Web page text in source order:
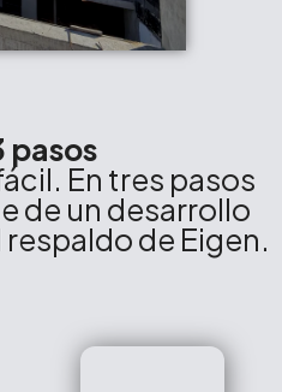
pasos
En tres pasos
de un desarrollo
de Eigen.